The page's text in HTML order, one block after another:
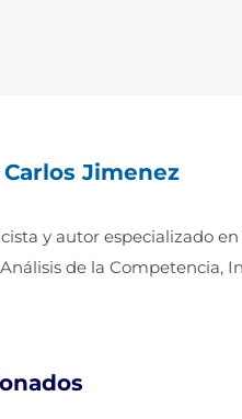
Carlos Jimenez
y autor especializado
de la Competencia,